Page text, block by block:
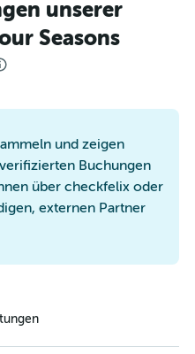
unserer
Seasons
und zeigen
Buchungen
über checkfelix oder
externen Partner